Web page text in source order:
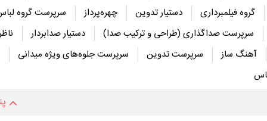
گروه فیلمبرداری دستیار تدوین چهره‌پرداز
سرپرست گروه
سرپرست صداگذاری (طراحی و ترکیب صدا) دستیار صدابردار
آهنگ ساز سرپرست تدوین
سرپرست جلوه‌های ویژه میدانی